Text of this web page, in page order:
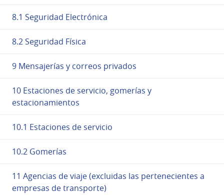
8.1 Seguridad Electrónica
8.2 Seguridad Física
9 Mensajerías y correos privados
10 Estaciones de servicio, gomerías y
estacionamientos
10.1 Estaciones de servicio
10.2 Gomerías
11 Agencias de viaje (excluidas las pertenecientes a
empresas de transporte)